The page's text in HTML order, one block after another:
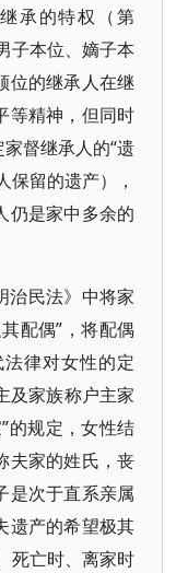
承的特权（第
子本位、嫡子本
位的继承人在继
等精神，但同时
督继承人的“遗
保留的遗产），
仍是家中多余的
治民法》中将家
配偶”，将配偶
律对女性的定
及家族称户主家
的规定，女性结
夫家的姓氏，丧
是次于直系亲属
遗产的希望极其
死亡时、离家时